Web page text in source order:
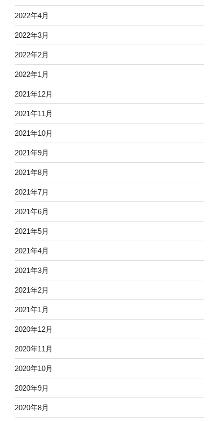
2022年4月
2022年3月
2022年2月
2022年1月
2021年12月
2021年11月
2021年10月
2021年9月
2021年8月
2021年7月
2021年6月
2021年5月
2021年4月
2021年3月
2021年2月
2021年1月
2020年12月
2020年11月
2020年10月
2020年9月
2020年8月